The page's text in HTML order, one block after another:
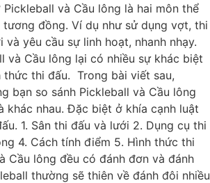
và Cầu lông là hai môn thể
đồng. Ví dụ như sử dụng vợt, thi
yêu cầu sự linh hoạt, nhanh nhạy.
và Cầu lông lại có nhiều sự khác biệt
thức thi đấu. Trong bài viết sau,
bạn so sánh Pickleball và Cầu lông
khác nhau. Đặc biệt ở khía cạnh luật
1. Sân thi đấu và lưới 2. Dụng cụ thi
4. Cách tính điểm 5. Hình thức thi
Cầu lông đều có đánh đơn và đánh
thường sẽ thiên về đánh đôi nhiều